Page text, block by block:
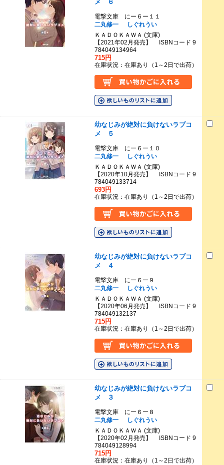
メ ６
電撃文庫 にー６ー１１
二丸修一
しぐれうい
ＫＡＤＯＫＡＷＡ (文庫)
【2021年02月発売】 ISBNコード 9
784049134964
715円
在庫状況：在庫あり（1～2日で出荷）
幼なじみが絶対に負けないラブコ
メ ５
電撃文庫 にー６ー１０
二丸修一
しぐれうい
ＫＡＤＯＫＡＷＡ (文庫)
【2020年10月発売】 ISBNコード 9
784049133714
693円
在庫状況：在庫あり（1～2日で出荷）
幼なじみが絶対に負けないラブコ
メ ４
電撃文庫 にー６ー９
二丸修一
しぐれうい
ＫＡＤＯＫＡＷＡ (文庫)
【2020年06月発売】 ISBNコード 9
784049132137
715円
在庫状況：在庫あり（1～2日で出荷）
幼なじみが絶対に負けないラブコ
メ ３
電撃文庫 にー６ー８
二丸修一
しぐれうい
ＫＡＤＯＫＡＷＡ (文庫)
【2020年02月発売】 ISBNコード 9
784049128994
715円
在庫状況：在庫あり（1～2日で出荷）